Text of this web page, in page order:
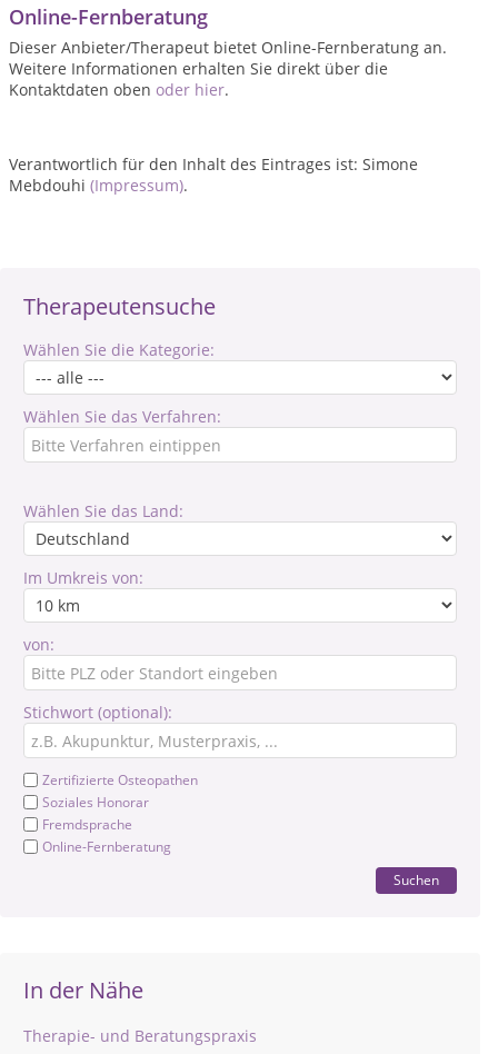
Therapeutensuche
Wählen Sie die Kategorie:
Wählen Sie das Verfahren:
Wählen Sie das Land:
Im Umkreis von:
von:
Stichwort (optional):
Zertifizierte Osteopathen
Soziales Honorar
Fremdsprache
Online-Fernberatung
Suchen
In der Nähe
Therapie- und Beratungspraxis
Online-Fernberatung
Dieser Anbieter/Therapeut bietet Online-Fernberatung an.
Weitere Informationen erhalten Sie direkt über die
Kontaktdaten oben oder hier.
Verantwortlich für den Inhalt des Eintrages ist: Simone
Mebdouhi (Impressum).